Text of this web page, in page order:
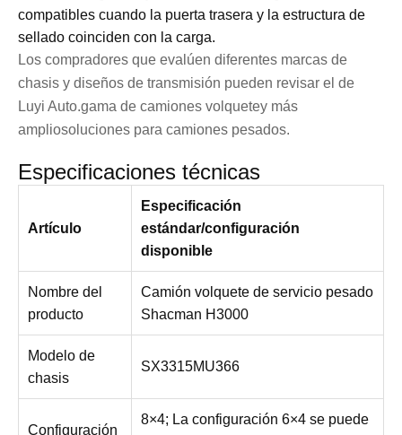
compatibles cuando la puerta trasera y la estructura de
sellado coinciden con la carga.
Los compradores que evalúen diferentes marcas de
chasis y diseños de transmisión pueden revisar el de
Luyi Auto.gama de camiones volquetey más
ampliosoluciones para camiones pesados.
Especificaciones técnicas
Artículo
Especificación
estándar/configuración
disponible
Nombre del
producto
Camión volquete de servicio pesado
Shacman H3000
Modelo de
chasis
SX3315MU366
Configuración
8×4; La configuración 6×4 se puede